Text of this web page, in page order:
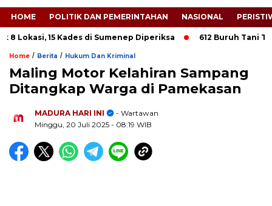
HOME POLITIK DAN PEMERINTAHAN NASIONAL
15 Kades di Sumenep Diperiksa 612 Buruh Tani
Home / Berita / Hukum Dan Kriminal
Maling Motor Kelahiran Sampang
Ditangkap Warga di Pamekasan
MADURA HARI INI
- Wartawan
Minggu, 20 Juli 2025 - 08:19 WIB